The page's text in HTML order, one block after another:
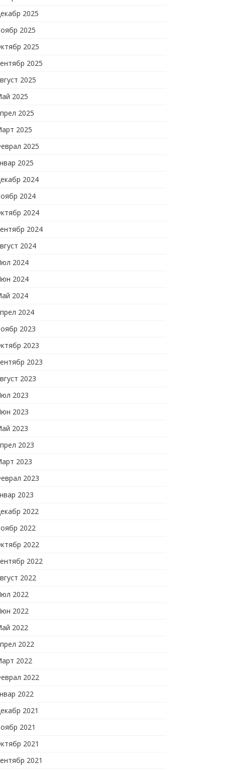
2025
2025
2025
2025
2025
2025
2025
2025
2025
2025
2024
2024
2024
2024
2024
2024
2024
2024
2024
2023
2023
2023
2023
2023
2023
2023
2023
2023
2023
2023
2022
2022
2022
2022
2022
2022
2022
2022
2022
2022
2022
2022
2021
2021
2021
2021